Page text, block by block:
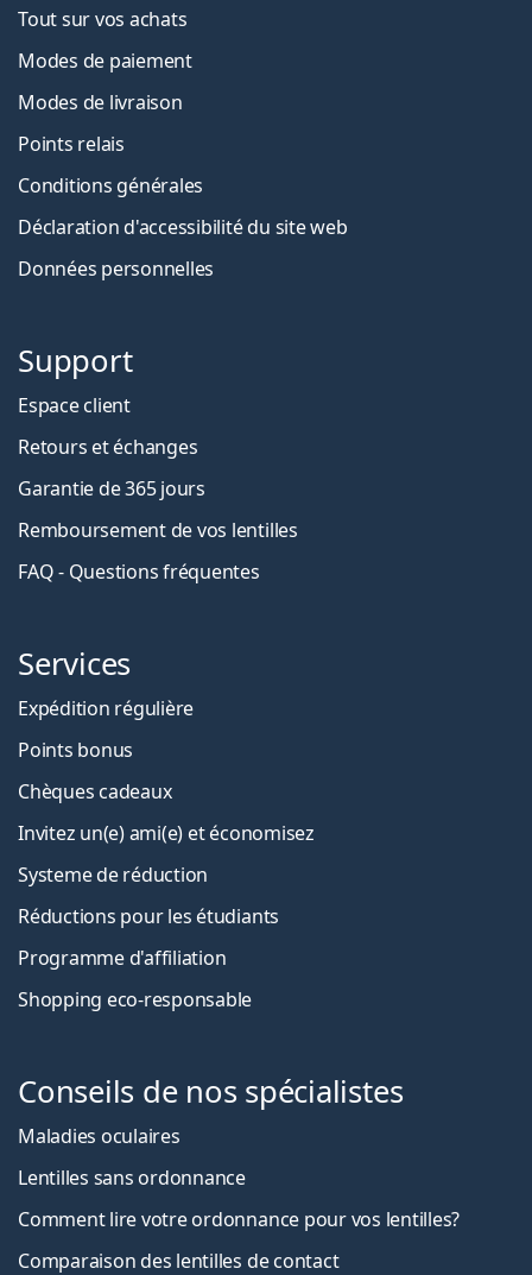
Tout sur vos achats
Modes de paiement
Modes de livraison
Points relais
Conditions générales
Déclaration d'accessibilité du site web
Données personnelles
Support
Espace client
Retours et échanges
Garantie de 365 jours
Remboursement de vos lentilles
FAQ - Questions fréquentes
Services
Expédition régulière
Points bonus
Chèques cadeaux
Invitez un(e) ami(e) et économisez
Systeme de réduction
Réductions pour les étudiants
Programme d'affiliation
Shopping eco-responsable
Conseils de nos spécialistes
Maladies oculaires
Lentilles sans ordonnance
Comment lire votre ordonnance pour vos lentilles?
Comparaison des lentilles de contact